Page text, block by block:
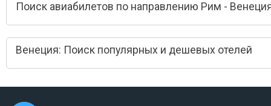
Поиск авиабилетов по направлению Рим -
Венеция: Поиск популярных и дешевых отелей